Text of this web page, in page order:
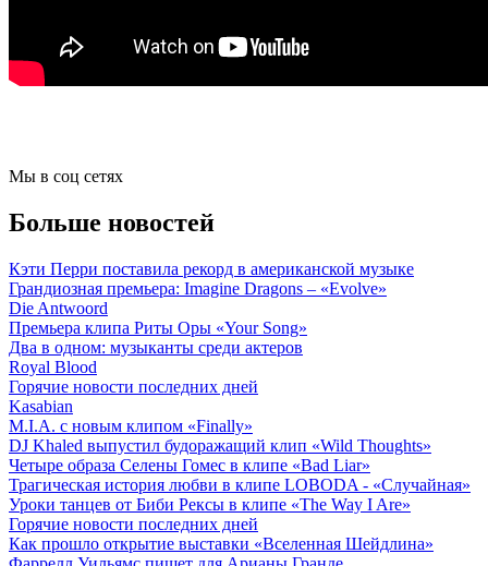
Мы в соц сетях
Больше новостей
Кэти Перри поставила рекорд в американской музыке
Грандиозная премьера: Imagine Dragons – «Evolve»
Die Antwoord
Премьера клипа Риты Оры «Your Song»
Два в одном: музыканты среди актеров
Royal Blood
Горячие новости последних дней
Kasabian
M.I.A. с новым клипом «Finally»
DJ Khaled выпустил будоражащий клип «Wild Thoughts»
Четыре образа Селены Гомес в клипе «Bad Liar»
Трагическая история любви в клипе LOBODA - «Случайная»
Уроки танцев от Биби Рексы в клипе «The Way I Are»
Горячие новости последних дней
Как прошло открытие выставки «Вселенная Шейдлина»